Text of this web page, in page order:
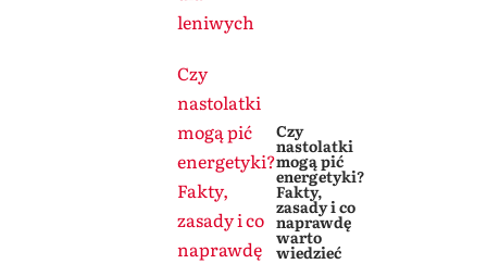
leniwych
Czy
nastolatki
mogą pić
energetyki?
Fakty,
zasady i co
naprawdę
Czy
nastolatki
mogą pić
energetyki?
Fakty,
zasady i co
naprawdę
warto
wiedzieć